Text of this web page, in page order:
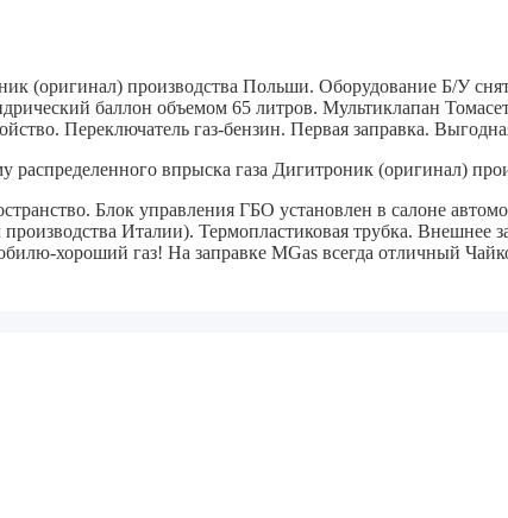
(оригинал) производства Польши. Оборудование Б/У
баллон объемом 65 литров. Мультиклапан
Переключатель газ-бензин. Первая заправка.
распределенного впрыска газа Дигитроник (оригинал)
Блок управления ГБО установлен в салоне
Италии). Термопластиковая трубка. Внешнее
хороший газ! На заправке MGas всегда отличный